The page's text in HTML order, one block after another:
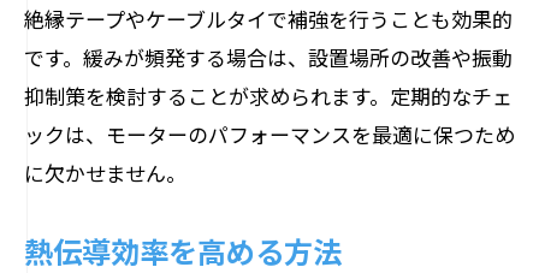
絶縁テープやケーブルタイで補強を行うことも効果的
です。緩みが頻発する場合は、設置場所の改善や振動
抑制策を検討することが求められます。定期的なチェ
ックは、モーターのパフォーマンスを最適に保つため
に欠かせません。
熱伝導効率を高める方法